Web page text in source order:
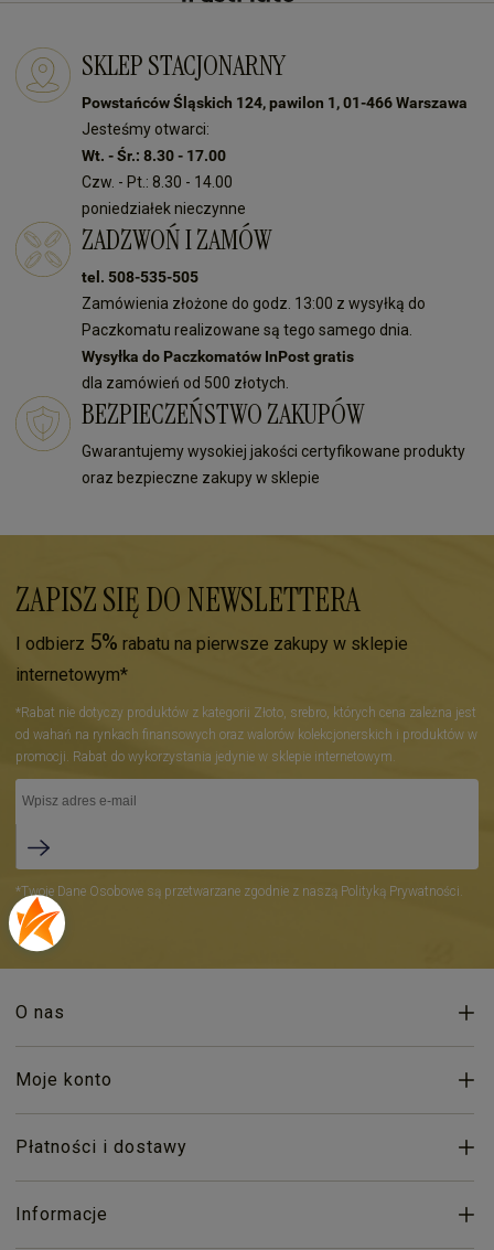
SKLEP STACJONARNY
Powstańców Śląskich 124, pawilon 1, 01-466 Warszawa
Jesteśmy otwarci:
Wt. - Śr.: 8.30 - 17.00
Czw. - Pt.: 8.30 - 14.00
poniedziałek nieczynne
ZADZWOŃ I ZAMÓW
tel. 508-535-505
Zamówienia złożone do godz. 13:00 z wysyłką do
Paczkomatu realizowane są tego samego dnia.
Wysyłka do Paczkomatów InPost gratis
dla zamówień od 500 złotych.
BEZPIECZEŃSTWO ZAKUPÓW
Gwarantujemy wysokiej jakości certyfikowane produkty
oraz bezpieczne zakupy w sklepie
ZAPISZ SIĘ DO NEWSLETTERA
I odbierz 5% rabatu na pierwsze zakupy w sklepie
internetowym*
*Rabat nie dotyczy produktów z kategorii Złoto, srebro, których cena zależna jest
od wahań na rynkach finansowych oraz walorów kolekcjonerskich i produktów w
promocji. Rabat do wykorzystania jedynie w sklepie internetowym.
*Twoje Dane Osobowe są przetwarzane zgodnie z naszą Polityką Prywatności.
O nas
Moje konto
Płatności i dostawy
Informacje